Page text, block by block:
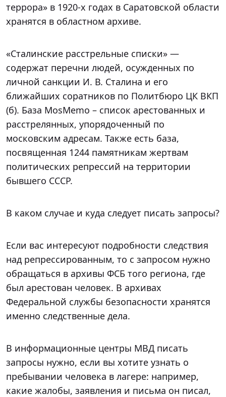
террора» в 1920-х годах в Саратовской области
хранятся в областном архиве.
«Сталинские расстрельные списки» —
содержат перечни людей, осужденных по
личной санкции И. В. Сталина и его
ближайших соратников по Политбюро ЦК ВКП
(б). База MosMemo – список арестованных и
расстрелянных, упорядоченный по
московским адресам. Также есть база,
посвященная 1244 памятникам жертвам
политических репрессий на территории
бывшего СССР.
В каком случае и куда следует писать запросы?
Если вас интересуют подробности следствия
над репрессированным, то с запросом нужно
обращаться в архивы ФСБ того региона, где
был арестован человек. В архивах
Федеральной службы безопасности хранятся
именно следственные дела.
В информационные центры МВД писать
запросы нужно, если вы хотите узнать о
пребывании человека в лагере: например,
какие жалобы, заявления и письма он писал,